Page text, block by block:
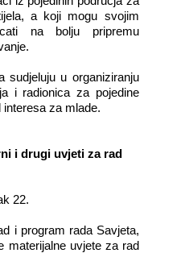
a koji mogu svojim
na bolju pripremu
sudjeluju u organiziranju
i radionica za pojedine
za mlade.
i drugi uvjeti za rad
22.
i program rada Savjeta,
materijalne uvjete za rad